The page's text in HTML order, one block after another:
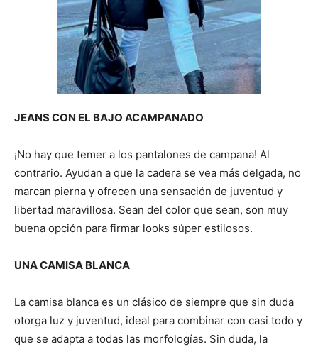
JEANS CON EL BAJO ACAMPANADO
¡No hay que temer a los pantalones de campana! Al
contrario. Ayudan a que la cadera se vea más delgada, no
marcan pierna y ofrecen una sensación de juventud y
libertad maravillosa. Sean del color que sean, son muy
buena opción para firmar looks súper estilosos.
UNA CAMISA BLANCA
La camisa blanca es un clásico de siempre que sin duda
otorga luz y juventud, ideal para combinar con casi todo y
que se adapta a todas las morfologías. Sin duda, la